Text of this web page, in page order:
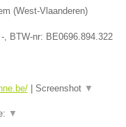
(West-Vlaanderen)
-, BTW-nr: BE0696.894.322
| Screenshot ▼
▼